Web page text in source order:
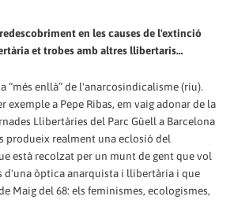
en les causes de l'extinció
et trobes amb altres llibertaris…
“més enllà” de l'anarcosindicalisme (riu).
exemple a Pepe Ribas, em vaig adonar de la
Llibertàries del Parc Güell a Barcelona
produeix realment una eclosió del
està recolzat per un munt de gent que vol
d'una òptica anarquista i llibertària i que
Maig del 68: els feminismes, ecologismes,